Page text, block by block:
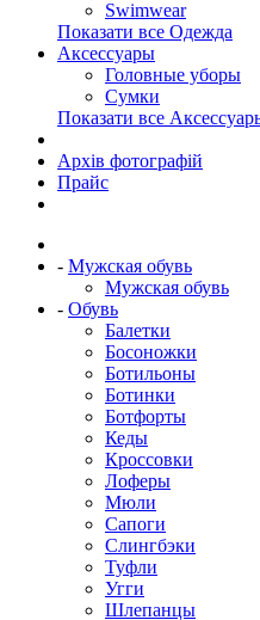
Swimwear
Показати все Одежда
Аксессуары
Головные уборы
Сумки
Показати все
Архів фотографій
Прайс
- Мужская обувь
Мужская обувь
- Обувь
Балетки
Босоножки
Ботильоны
Ботинки
Ботфорты
Кеды
Кроссовки
Лоферы
Мюли
Сапоги
Слингбэки
Туфли
Угги
Шлепанцы